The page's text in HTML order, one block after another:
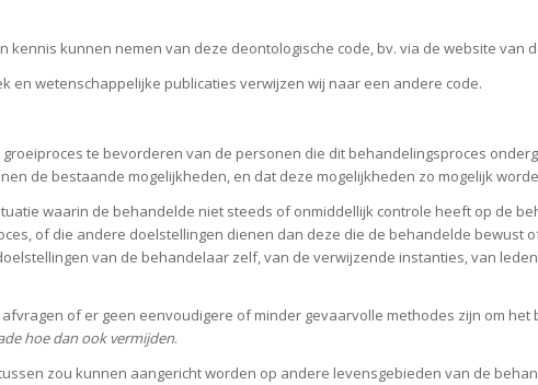
kunnen nemen van deze deontologische code, bv. via de website van
en wetenschappelijke publicaties verwijzen wij naar een andere code.
te bevorderen van de personen die dit behandelingsproces
de bestaande mogelijkheden, en dat deze mogelijkheden zo mogelijk
waarin de behandelde niet steeds of onmiddellijk controle heeft op de
of die andere doelstellingen dienen dan deze die de behandelde bewust
van de behandelaar zelf, van de verwijzende instanties, van
of er geen eenvoudigere of minder gevaarvolle methodes zijn om
hoe dan ook vermijden.
zou kunnen aangericht worden op andere levensgebieden van de